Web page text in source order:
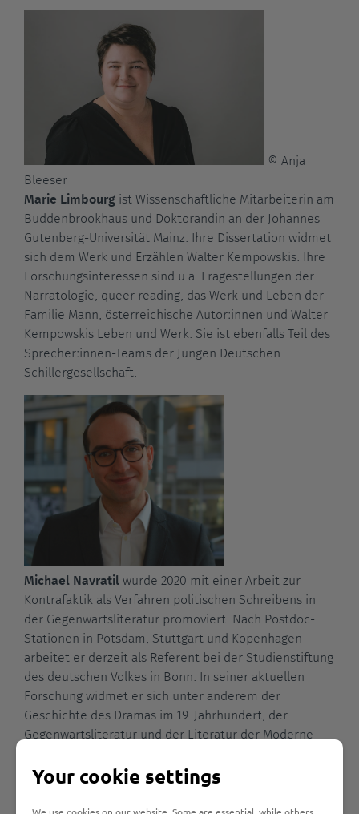
© Anja
Bleeser
Marie Limbourg ist Wissenschaftliche Mitarbeiterin am
Buddenbrookhaus und Doktorandin an der Johannes
Gutenberg-Universität Mainz. Ihre Dissertation widmet
sich dem Werk und Erzählen Walter Kempowskis. Ihre
Forschungsinteressen sind u.a. Fragestellungen der
Narratologie, queer reading, das Werk und Leben der
Familie Mann, österreichische Autor:innen und Walter
Kempowskis Leben und Werk. Sie ist ebenfalls Teil des
Sprecher:innen-Teams der Jungen Deutschen
Schillergesellschaft.
Michael Navratil wurde 2020 mit einer Arbeit zur
Kontrafaktik als Verfahren politischen Schreibens in
der Gegenwartsliteratur promoviert. Nach Postdoc-
Stationen in Potsdam, Stuttgart und Kopenhagen
arbeitet er derzeit als Referent bei der Studienstiftung
des deutschen Volkes in Bonn. In seiner aktuellen
Forschung widmet er sich unter anderem der
Geschichte des Dramas im 19. Jahrhundert, der
Gegenwartsliteratur und der Literatur der Moderne –
Your cookie settings
We use cookies on our website. Some are essential, while others